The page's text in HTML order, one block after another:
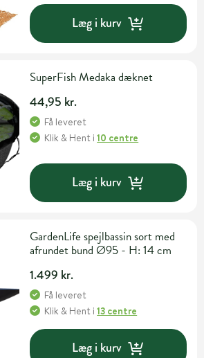
Læg i kurv
SuperFish Medaka dæknet
44,95 kr.
Få leveret
Klik & Hent i10 centre
Læg i kurv
GardenLife spejlbassin sort med
afrundet bund Ø95 - H: 14 cm
1.499 kr.
Få leveret
Klik & Hent i13 centre
Læg i kurv